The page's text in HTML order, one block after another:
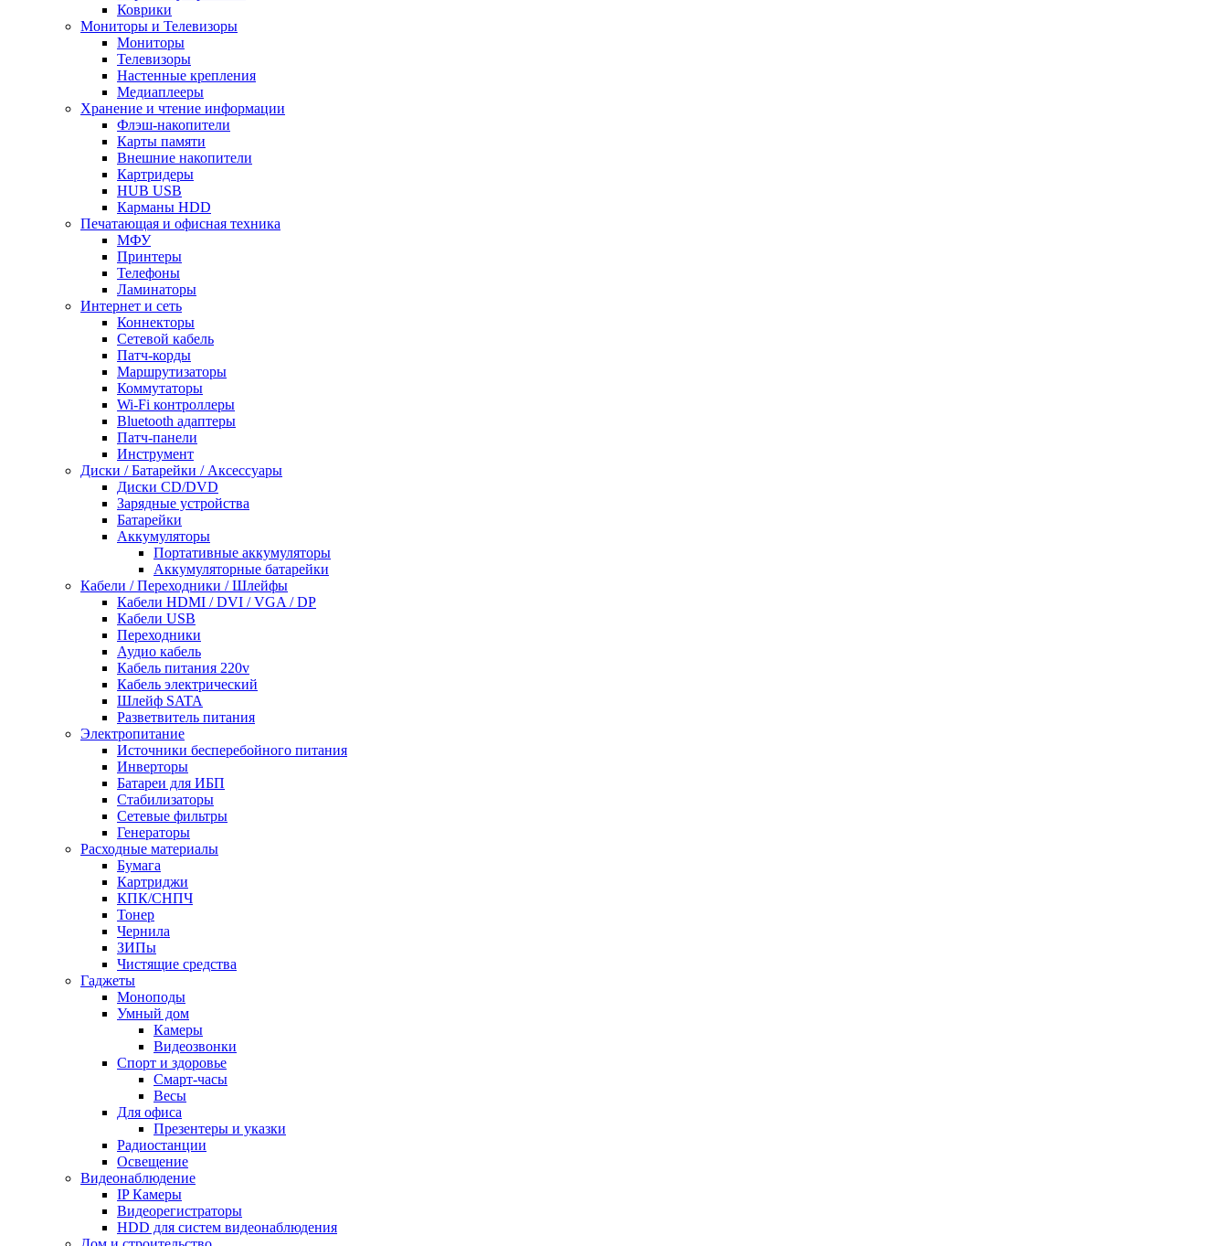
Коврики
Мониторы и Телевизоры
Мониторы
Телевизоры
Настенные крепления
Медиаплееры
Хранение и чтение информации
Флэш-накопители
Карты памяти
Внешние накопители
Картридеры
HUB USB
Карманы HDD
Печатающая и офисная техника
МФУ
Принтеры
Телефоны
Ламинаторы
Интернет и сеть
Коннекторы
Сетевой кабель
Патч-корды
Маршрутизаторы
Коммутаторы
Wi-Fi контроллеры
Bluetooth адаптеры
Патч-панели
Инструмент
Диски / Батарейки / Аксессуары
Диски CD/DVD
Зарядные устройства
Батарейки
Аккумуляторы
Портативные аккумуляторы
Аккумуляторные батарейки
Кабели / Переходники / Шлейфы
Кабели HDMI / DVI / VGA / DP
Кабели USB
Переходники
Аудио кабель
Кабель питания 220v
Кабель электрический
Шлейф SATA
Разветвитель питания
Электропитание
Источники бесперебойного питания
Инверторы
Батареи для ИБП
Стабилизаторы
Сетевые фильтры
Генераторы
Расходные материалы
Бумага
Картриджи
КПК/СНПЧ
Тонер
Чернила
ЗИПы
Чистящие средства
Гаджеты
Моноподы
Умный дом
Камеры
Видеозвонки
Спорт и здоровье
Смарт-часы
Весы
Для офиса
Презентеры и указки
Радиостанции
Освещение
Видеонаблюдение
IP Камеры
Видеорегистраторы
HDD для систем видеонаблюдения